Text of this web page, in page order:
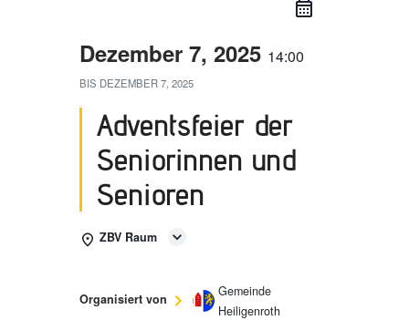
Dezember 7, 2025 14:00
BIS DEZEMBER 7, 2025
Adventsfeier der
Seniorinnen und
Senioren
ZBV Raum
Organisiert von
Gemeinde
Heiligenroth